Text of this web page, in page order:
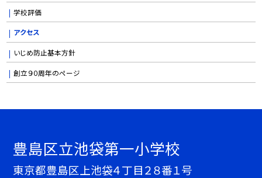
学校評価
アクセス
いじめ防止基本方針
創立９０周年のページ
豊島区立池袋第一小学校
東京都豊島区上池袋４丁目２８番１号